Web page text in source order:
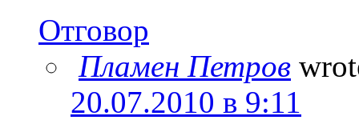
Отговор
Пламен Петров
20.07.2010 в 9:11